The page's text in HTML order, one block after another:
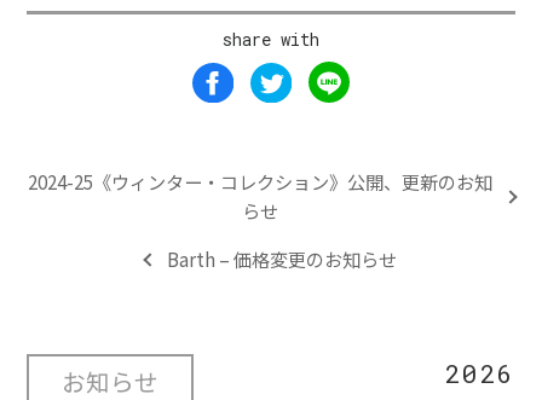
share with
2024-25《ウィンター・コレクション》公開、更新のお知
らせ
Barth – 価格変更のお知らせ
お知らせ
2026